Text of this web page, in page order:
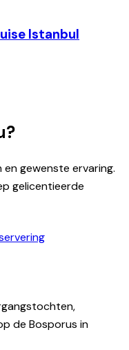
Istanbul
gewenste ervaring.
gelicentieerde
de Bosporus in